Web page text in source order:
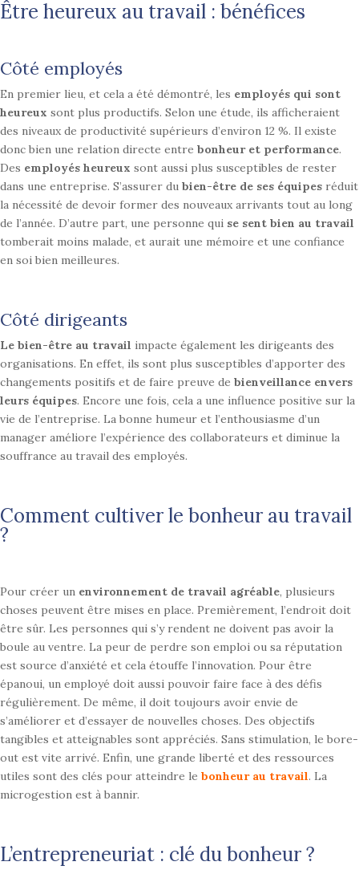
Être heureux au travail : bénéfices
Côté employés
En premier lieu, et cela a été démontré, les employés qui sont
heureux sont plus productifs. Selon une étude, ils afficheraient
des niveaux de productivité supérieurs d’environ 12 %. Il existe
donc bien une relation directe entre bonheur et performance.
Des employés heureux sont aussi plus susceptibles de rester
dans une entreprise. S’assurer du bien-être de ses équipes réduit
la nécessité de devoir former des nouveaux arrivants tout au long
de l’année. D’autre part, une personne qui se sent bien au travail
tomberait moins malade, et aurait une mémoire et une confiance
en soi bien meilleures.
Côté dirigeants
Le bien-être au travail impacte également les dirigeants des
organisations. En effet, ils sont plus susceptibles d’apporter des
changements positifs et de faire preuve de bienveillance envers
leurs équipes. Encore une fois, cela a une influence positive sur la
vie de l’entreprise. La bonne humeur et l’enthousiasme d’un
manager améliore l’expérience des collaborateurs et diminue la
souffrance au travail des employés.
Comment cultiver le bonheur au travail
?
Pour créer un environnement de travail agréable, plusieurs
choses peuvent être mises en place. Premièrement, l’endroit doit
être sûr. Les personnes qui s’y rendent ne doivent pas avoir la
boule au ventre. La peur de perdre son emploi ou sa réputation
est source d’anxiété et cela étouffe l’innovation. Pour être
épanoui, un employé doit aussi pouvoir faire face à des défis
régulièrement. De même, il doit toujours avoir envie de
s’améliorer et d’essayer de nouvelles choses. Des objectifs
tangibles et atteignables sont appréciés. Sans stimulation, le bore-
out est vite arrivé. Enfin, une grande liberté et des ressources
utiles sont des clés pour atteindre le bonheur au travail. La
microgestion est à bannir.
L’entrepreneuriat : clé du bonheur ?